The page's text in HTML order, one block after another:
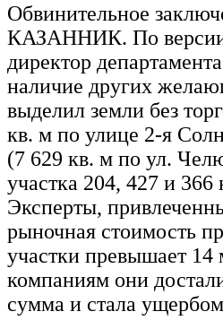
Обвинительное
КАЗАННИК. По версии
директор
наличие других
выделил земли без
кв. м по улице 2-я
(7 629 кв. м по ул.
участка 204, 427 и
Эксперты,
рыночная стоимость
участки превышает
компаниям они
сумма и стала